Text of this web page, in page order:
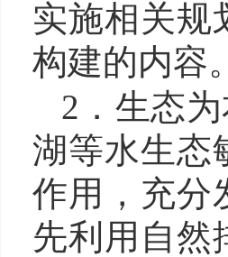
实施相关规
构建的内容。
2．生态
湖等水生态
作用，充分
先利用自然